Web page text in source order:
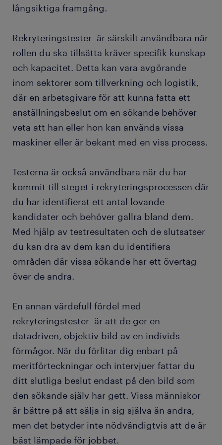
långsiktiga framgång.
Rekryteringstester är särskilt användbara när
rollen du ska tillsätta kräver specifik kunskap
och kapacitet. Detta kan vara avgörande
inom sektorer som tillverkning och logistik,
där en arbetsgivare för att kunna fatta ett
anställningsbeslut om en sökande behöver
veta att han eller hon kan använda vissa
maskiner eller är bekant med en viss process.
Testerna är också användbara när du har
kommit till steget i rekryteringsprocessen där
du har identifierat ett antal lovande
kandidater och behöver gallra bland dem.
Med hjälp av testresultaten och de slutsatser
du kan dra av dem kan du identifiera
områden där vissa sökande har ett övertag
över de andra.
En annan värdefull fördel med
rekryteringstester är att de ger en
datadriven, objektiv bild av en individs
förmågor. När du förlitar dig enbart på
meritförteckningar och intervjuer fattar du
ditt slutliga beslut endast på den bild som
den sökande själv har gett. Vissa människor
är bättre på att sälja in sig själva än andra,
men det betyder inte nödvändigtvis att de är
bäst lämpade för jobbet.